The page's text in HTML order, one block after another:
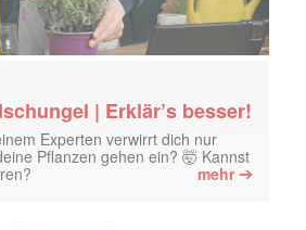
| Erklär’s besser!
Experten verwirrt dich nur
Pflanzen gehen ein? 🤯 Kannst
mehr ➔